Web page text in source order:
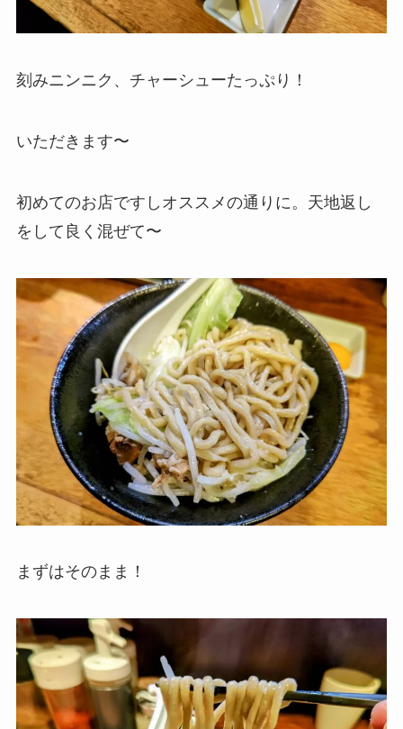
刻みニンニク、チャーシューたっぷり！
いただきます〜
初めてのお店ですしオススメの通りに。天地返し
をして良く混ぜて〜
まずはそのまま！